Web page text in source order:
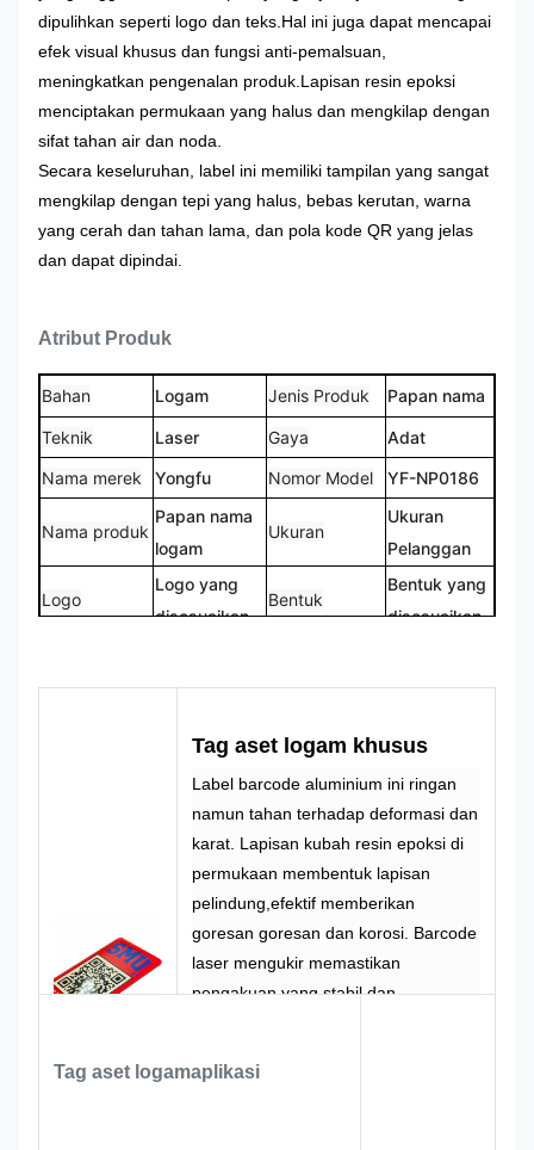
dipulihkan seperti logo dan teks.Hal ini juga dapat mencapai
efek visual khusus dan fungsi anti-pemalsuan,
meningkatkan pengenalan produk. Lapisan resin epoksi
menciptakan permukaan yang halus dan mengkilap dengan
sifat tahan air dan noda.
Secara keseluruhan, label ini memiliki tampilan yang sangat
mengkilap dengan tepi yang halus, bebas kerutan, warna
yang cerah dan tahan lama, dan pola kode QR yang jelas
dan dapat dipindai.
Atribut Produk
Bahan Logam Jenis Produk Papan nama
Teknik Laser Gaya
Adat
Nama merek
Yongfu Nomor Model YF-NP0186
Nama produk
Papan nama
logam
Ukuran
Ukuran
Pelanggan
Logo
Logo yang
disesuaikan
Bentuk
Bentuk yang
disesuaikan
Warna
Pantone, RAL Desain
Tag aset logam khusus
Label barcode aluminium ini ringan
namun tahan terhadap deformasi dan
karat. Lapisan kubah resin epoksi di
permukaan membentuk lapisan
pelindung,efektif memberikan
goresan goresan dan korosi. Barcode
laser mengukir memastikan
pengakuan yang stabil dan
gabunganDisesuaikan dengan
Tag aset logamaplikasi